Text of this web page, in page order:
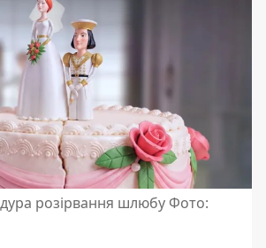
розірвання шлюбу Фото: